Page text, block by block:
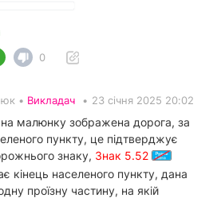
0
• Викладач • 23 січня 2025 20:02
малюнку зображена дорога, за
пункту, це підтверджує
знаку, Знак 5.52
кінець населеного пункту, дана
проїзну частину, на якій